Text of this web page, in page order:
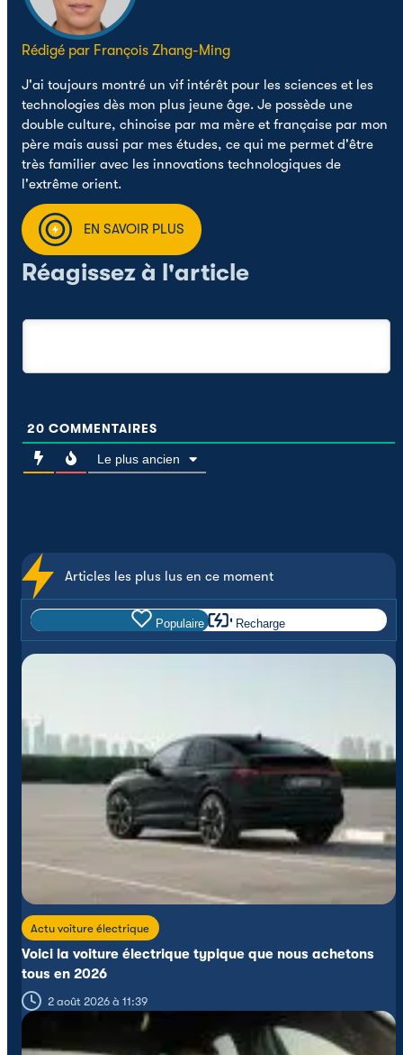
Rédigé par François Zhang-Ming
J'ai toujours montré un vif intérêt pour les sciences et les
technologies dès mon plus jeune âge. Je possède une
double culture, chinoise par ma mère et française par mon
père mais aussi par mes études, ce qui me permet d'être
très familier avec les innovations technologiques de
l'extrême orient.
EN SAVOIR PLUS
Réagissez à l'article
20 COMMENTAIRES
Le plus ancien
Articles les plus lus en ce moment
Populaire Recharge
Actu voiture électrique
Voici la voiture électrique typique que nous achetons
tous en 2026
2 août 2026 à 11:39